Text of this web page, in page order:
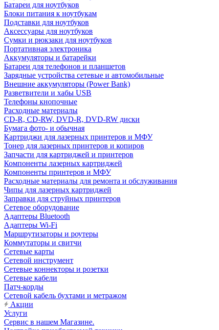
Батареи для ноутбуков
Блоки питания к ноутбукам
Подставки для ноутбуков
Аксессуары для ноутбуков
Сумки и рюкзаки для ноутбуков
Портативная электроника
Аккумуляторы и батарейки
Батареи для телефонов и планшетов
Зарядные устройства сетевые и автомобильные
Внешние аккумуляторы (Power Bank)
Разветвители и хабы USB
Телефоны кнопочные
Расходные материалы
CD-R, CD-RW, DVD-R, DVD-RW диски
Бумага фото- и обычная
Картриджи для лазерных принтеров и МФУ
Тонер для лазерных принтеров и копиров
Запчасти для картриджей и принтеров
Компоненты лазерных картриджей
Компоненты принтеров и МФУ
Расходные материалы для ремонта и обслуживания
Чипы для лазерных картриджей
Заправки для струйных принтеров
Сетевое оборудование
Адаптеры Bluetooth
Адаптеры Wi-Fi
Маршрутизаторы и роутеры
Коммутаторы и свитчи
Сетевые карты
Сетевой инструмент
Сетевые коннекторы и розетки
Сетевые кабели
Патч-корды
Сетевой кабель бухтами и метражом
Акции
Услуги
Сервис в нашем Магазине.